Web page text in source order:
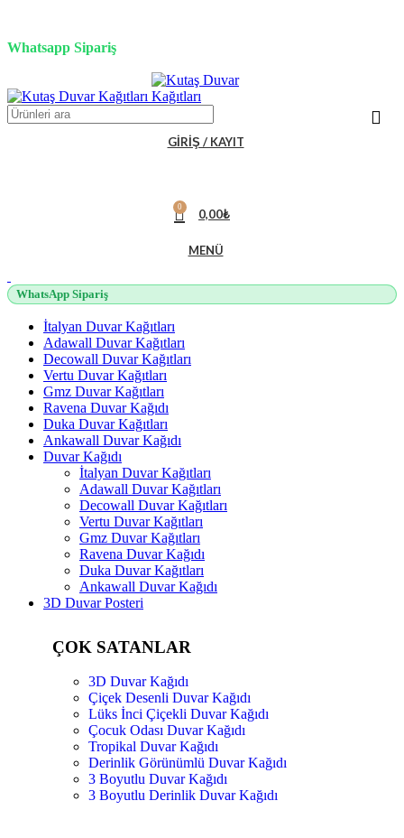
Whatsapp Sipariş
GIRIŞ / KAYIT
0 0,00₺
MENÜ
WhatsApp Sipariş
İtalyan Duvar Kağıtları
Adawall Duvar Kağıtları
Decowall Duvar Kağıtları
Vertu Duvar Kağıtları
Gmz Duvar Kağıtları
Ravena Duvar Kağıdı
Duka Duvar Kağıtları
Ankawall Duvar Kağıdı
Duvar Kağıdı
İtalyan Duvar Kağıtları
Adawall Duvar Kağıtları
Decowall Duvar Kağıtları
Vertu Duvar Kağıtları
Gmz Duvar Kağıtları
Ravena Duvar Kağıdı
Duka Duvar Kağıtları
Ankawall Duvar Kağıdı
3D Duvar Posteri
ÇOK SATANLAR
3D Duvar Kağıdı
Çiçek Desenli Duvar Kağıdı
Lüks İnci Çiçekli Duvar Kağıdı
Çocuk Odası Duvar Kağıdı
Tropikal Duvar Kağıdı
Derinlik Görünümlü Duvar Kağıdı
3 Boyutlu Duvar Kağıdı
3 Boyutlu Derinlik Duvar Kağıdı